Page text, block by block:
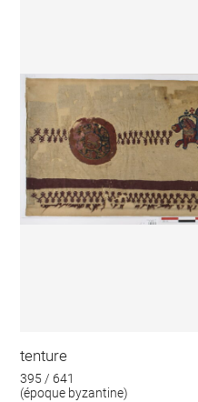
tenture
395 / 641
(époque byzantine)